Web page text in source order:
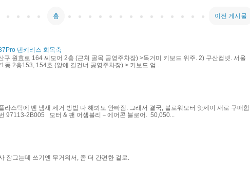
이전 게시물
홈
텐키리스 회목축
구 원효로 164 씨모어 2층 (근처 골목 공영주차장) >독거미 키보드 위주. 2) 구산컴넷. 서울
동 2층153, 154호 (앞에 길건너 공영주차장) > 키보드 엄...
라스틱에 벤 냄새 제거 방법 다 해봐도 안빠짐. 그래서 결국, 블로워모터 앗세이 새로 구매함.
97113-2B005 모터 & 팬 어셈블리－에어콘 블로어. 50,050...
잠그는데 쓰기엔 무거워서, 좀 더 간편한 걸로.